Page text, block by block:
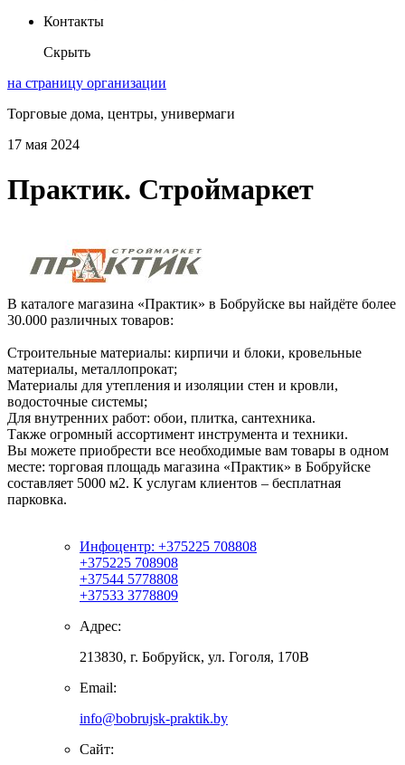
Контакты
Скрыть
на страницу организации
Торговые дома, центры, универмаги
17 мая 2024
Практик. Строймаркет
В каталоге магазина «Практик» в Бобруйске вы найдёте более
30.000 различных товаров:
Строительные материалы: кирпичи и блоки, кровельные
материалы, металлопрокат;
Материалы для утепления и изоляции стен и кровли,
водосточные системы;
Для внутренних работ: обои, плитка, сантехника.
Также огромный ассортимент инструмента и техники.
Вы можете приобрести все необходимые вам товары в одном
месте: торговая площадь магазина «Практик» в Бобруйске
составляет 5000 м2. К услугам клиентов – бесплатная
парковка.
Инфоцентр: +375225 708808
+375225 708908
+37544 5778808
+37533 3778809
Адрес:
213830, г. Бобруйск, ул. Гоголя, 170В
Email:
info@bobrujsk-praktik.by
Сайт: